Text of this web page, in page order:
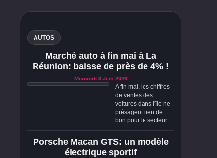
AUTOS
Marché auto à fin mai à La
Réunion: baisse de près de 4% !
Mercredi 3 Juin 2026
A fin mai, les chiffres
de ventes des
voitures dans l'île ne
présagent rien de
bon pour le secteur...
Porsche Macan GTS: un modèle
électrique sportif